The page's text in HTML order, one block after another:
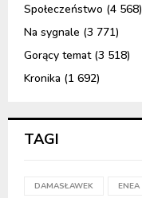
Społeczeństwo (4 568)
Na sygnale (3 771)
Gorący temat(3 518)
Kronika (1 692)
TAGI
DAMASŁAWEK ENEA